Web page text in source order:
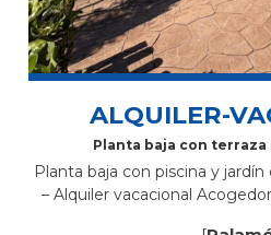
ALQUILER-
Planta baja con terraza
Planta baja con piscina y
– Alquiler vacacional